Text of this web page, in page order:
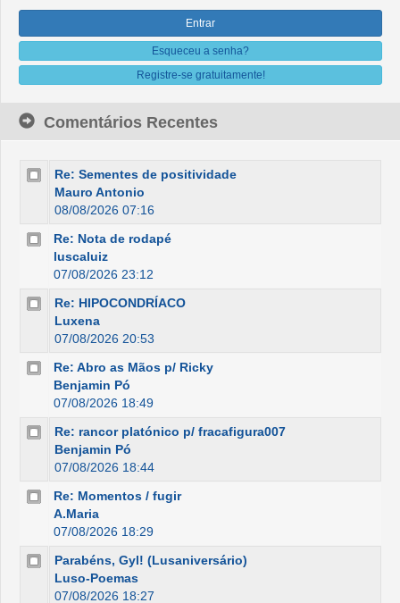
Esqueceu a senha?
Registre-se gratuitamente!
Comentários Recentes
Re: Sementes de positividade
Mauro Antonio
08/08/2026 07:16
Re: Nota de rodapé
luscaluiz
07/08/2026 23:12
Re: HIPOCONDRÍACO
Luxena
07/08/2026 20:53
Re: Abro as Mãos p/ Ricky
Benjamin Pó
07/08/2026 18:49
Re: rancor platónico p/ fracafigura007
Benjamin Pó
07/08/2026 18:44
Re: Momentos / fugir
A.Maria
07/08/2026 18:29
Parabéns, Gyl! (Lusaniversário)
Luso-Poemas
07/08/2026 18:27